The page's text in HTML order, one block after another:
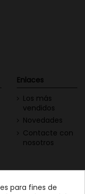
Enlaces
Los más
vendidos
Novedades
Contacte con
nosotros
para fines de